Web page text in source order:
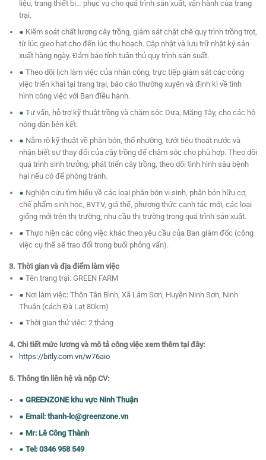
liệu, trang thiết bị… phục vụ cho quá trình sản xuất, vận hành của trang
trại.
● Kiểm soát chất lượng cây trồng, giám sát chặt chẽ quy trình trồng trọt,
từ lúc gieo hạt cho đến lúc thu hoạch. Cập nhật và lưu trữ nhật ký sản
xuất hàng ngày. Đảm bảo tính tuân thủ quy trình sản suất.
● Theo dõi lịch làm việc của nhân công, trực tiếp giám sát các công
việc triển khai tại trang trại, báo cáo thường xuyên và định kì về tình
hình công việc với Ban điều hành.
● Tư vấn, hỗ trợ kỹ thuật trồng và chăm sóc Dưa, Măng Tây, cho các hộ
nông dân liên kết.
● Nắm rõ kỹ thuật về phân bón, thổ nhưỡng, tưới tiêu thoát nước và
nhận biết sự thay đổi của cây trồng để chăm sóc cho phù hợp. Theo dõi
quá trình sinh trưởng, phát triển cây trồng, theo dõi tình hình sâu bệnh
hại nếu có để phòng tránh.
● Nghiên cứu tìm hiểu về các loại phân bón vi sinh, phân bón hữu cơ,
chế phẩm sinh học, BVTV, giá thể, phương thức canh tác mới, các loại
giống mới trên thị trường, nhu cầu thị trường trong quá trình sản xuất.
● Thực hiện các công việc khác theo yêu cầu của Ban giám đốc (công
việc cụ thể sẽ trao đổi trong buổi phỏng vấn).
3. Thời gian và địa điểm làm việc
● Tên trang trại: GREEN FARM
● Nơi làm việc: Thôn Tân Bình, Xã Lâm Sơn, Huyện Ninh Sơn, Ninh
Thuận (cách Đà Lạt 80km)
● Thời gian thử việc: 2 tháng
4. Chi tiết mức lương và mô tả công việc xem thêm tại đây:
https://bitly.com.vn/w76aio
5. Thông tin liên hệ và nộp CV:
● GREENZONE khu vực Ninh Thuận
● Email: thanh-lc@greenzone.vn
● Mr: Lê Công Thành
● Tel: 0346 958 549